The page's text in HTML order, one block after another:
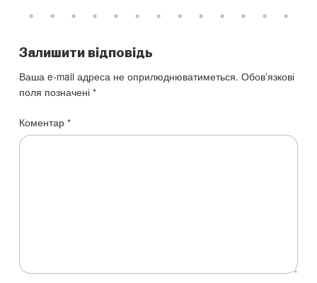
Залишити відповідь
Ваша e-mail адреса не оприлюднюватиметься. Обов’язкові
поля позначені*
Коментар*